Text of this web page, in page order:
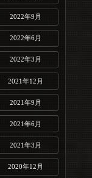
2022年9月
2022年6月
2022年3月
2021年12月
2021年9月
2021年6月
2021年3月
2020年12月